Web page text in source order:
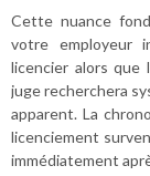
Cette nuance
votre employeur
licencier alors
juge recherchera
apparent. La
licenciement
immédiatement